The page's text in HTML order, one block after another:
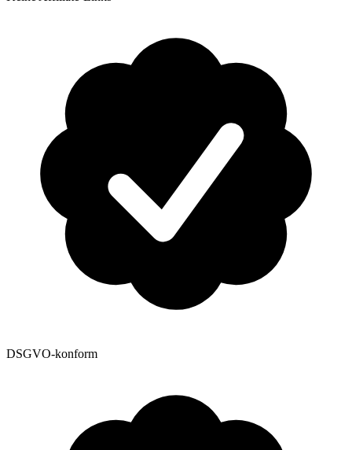
DSGVO-konform